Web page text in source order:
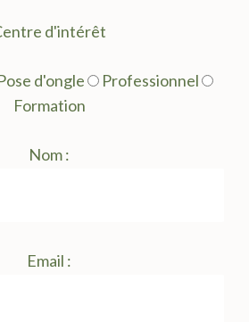
d'intérêt
d'ongle
Professionnel
Formation
Nom :
Email :